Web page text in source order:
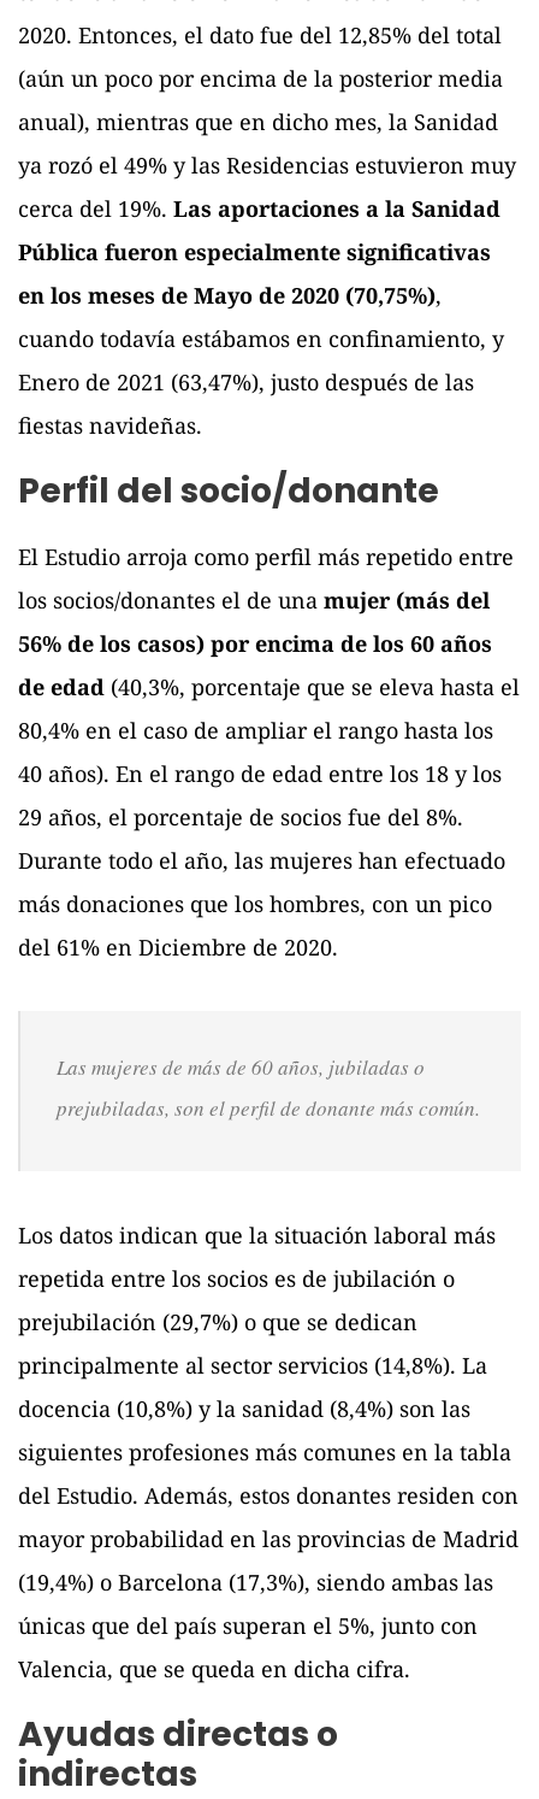
2020. Entonces, el dato fue del 12,85% del total
(aún un poco por encima de la posterior media
anual), mientras que en dicho mes, la Sanidad
ya rozó el 49% y las Residencias estuvieron muy
cerca del 19%. Las aportaciones a la Sanidad
Pública fueron especialmente significativas
en los meses de Mayo de 2020 (70,75%),
cuando todavía estábamos en confinamiento, y
Enero de 2021 (63,47%), justo después de las
fiestas navideñas.
Perfil del socio/donante
El Estudio arroja como perfil más repetido entre
los socios/donantes el de una mujer (más del
56% de los casos) por encima de los 60 años
de edad (40,3%, porcentaje que se eleva hasta el
80,4% en el caso de ampliar el rango hasta los
40 años). En el rango de edad entre los 18 y los
29 años, el porcentaje de socios fue del 8%.
Durante todo el año, las mujeres han efectuado
más donaciones que los hombres, con un pico
del 61% en Diciembre de 2020.
Las mujeres de más de 60 años, jubiladas o
prejubiladas, son el perfil de donante más común.
Los datos indican que la situación laboral más
repetida entre los socios es de jubilación o
prejubilación (29,7%) o que se dedican
principalmente al sector servicios (14,8%). La
docencia (10,8%) y la sanidad (8,4%) son las
siguientes profesiones más comunes en la tabla
del Estudio. Además, estos donantes residen con
mayor probabilidad en las provincias de Madrid
(19,4%) o Barcelona (17,3%), siendo ambas las
únicas que del país superan el 5%, junto con
Valencia, que se queda en dicha cifra.
Ayudas directas o
indirectas